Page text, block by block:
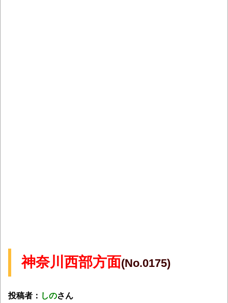
神奈川西部方面(No.0175)
投稿者： しのさん